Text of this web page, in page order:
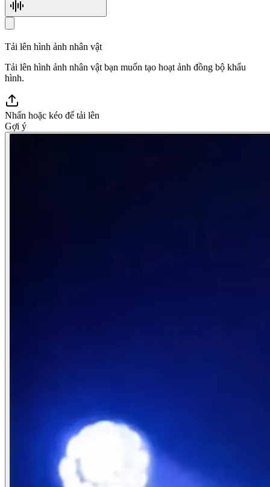
Tải lên hình ảnh nhân vật
Tải lên hình ảnh nhân vật bạn muốn tạo hoạt ảnh đồng bộ khẩu
hình.
Nhấn hoặc kéo để tải lên
Gợi ý